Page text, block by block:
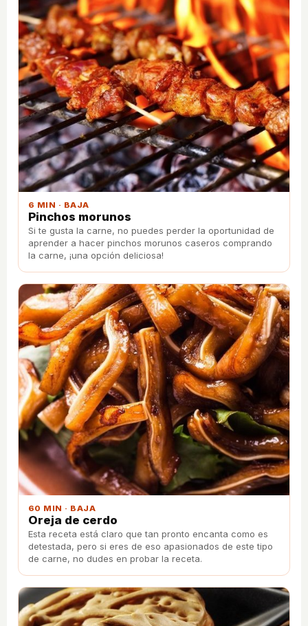
6 MIN · BAJA
Pinchos morunos
Si te gusta la carne, no puedes perder la oportunidad de
aprender a hacer pinchos morunos caseros comprando
la carne, ¡una opción deliciosa!
60 MIN · BAJA
Oreja de cerdo
Esta receta está claro que tan pronto encanta como es
detestada, pero si eres de eso apasionados de este tipo
de carne, no dudes en probar la receta.